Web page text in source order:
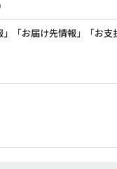
「お届け先情報」「お支